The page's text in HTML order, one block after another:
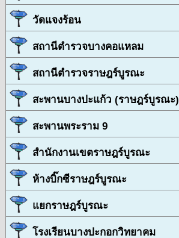
วัดแจงร้อน
สถานีตำรวจบางคอแหลม
สถานีตำรวจราษฎร์บูรณะ
สะพานบางปะแก้ว (ราษฎร์บูรณะ)
สะพานพระราม 9
สำนักงานเขตราษฎร์บูรณะ
ห้างบิ๊กซีราษฎร์บูรณะ
แยกราษฎร์บูรณะ
โรงเรียนบางปะกอกวิทยาคม